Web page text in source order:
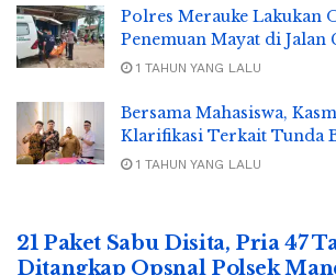
Polres Merauke Lakukan
Penemuan Mayat di Jalan
1 TAHUN YANG LALU
Bersama Mahasiswa,
Klarifikasi Terkait Tunda
1 TAHUN YANG LALU
21 Paket Sabu Disita, Pria 47
Ditangkap Opsnal Polsek